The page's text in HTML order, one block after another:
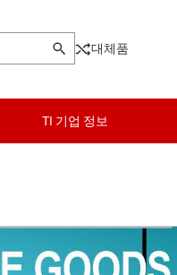
대체품
TI 기업 정보